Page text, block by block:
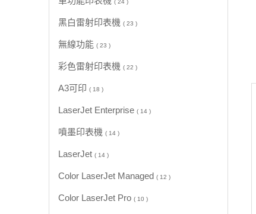
( 24 )
黑白雷射印表機 ( 23 )
無線功能 ( 23 )
彩色雷射印表機 ( 22 )
A3可印 ( 18 )
LaserJet Enterprise ( 14 )
噴墨印表機 ( 14 )
LaserJet ( 14 )
Color LaserJet Managed ( 12 )
Color LaserJet Pro ( 10 )